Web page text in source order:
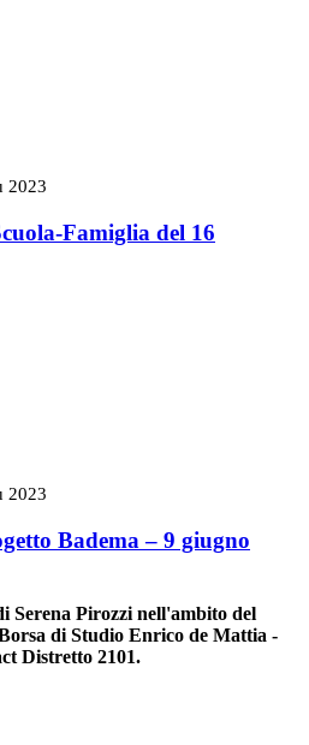
2023
Famiglia del 16
2023
Badema – 9 giugno
Serena Pirozzi nell'ambito del
di Studio Enrico de Mattia -
Distretto 2101.